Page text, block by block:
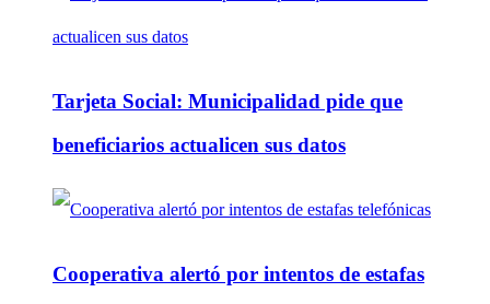
Tarjeta Social: Municipalidad pide que
beneficiarios actualicen sus datos
Cooperativa alertó por intentos de estafas